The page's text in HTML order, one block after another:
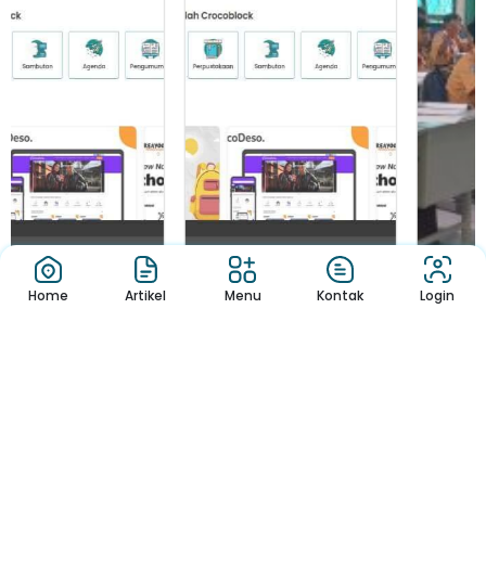
Home Artikel Menu Kontak Login